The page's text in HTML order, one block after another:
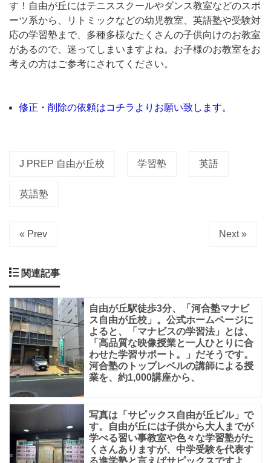
『J
PREP』
さ
ん
は
に
じ
最
水
準
の
英
語
教
育
を
追
求
し
す！自由が丘にはテニススクールやダンス教室などのスポ
ーツ系から、リトミックなどの幼児教室、英語塾や受験対
応の学習塾まで、多種多様なたくさんの子供向けのお教室
があるので、迷ってしまいますよね。お子様のお教室をお
考えの方はご参考にされてください。
修正・削除の依頼はコチラよりお願い致します。
J PREP 自由が丘校 学習塾 英語
英語塾
« Prev Next »
関連記事
自由が丘駅徒歩3分、「河合塾マナビ
ス自由が丘校」。公式ホームページに
よると、「マナビスの学習法」とは、
「高品質な映像授業と一人ひとりに合
わせた学習サポート。」だそうです。
河合塾のトップレベルの講師による授
業を、約1,000講座から、
写真は「サピックス自由が丘ビル」で
す。自由が丘には子供から大人までが
学べる習い事教室や色々な学習塾がた
くさんありますが、中学受験を代表す